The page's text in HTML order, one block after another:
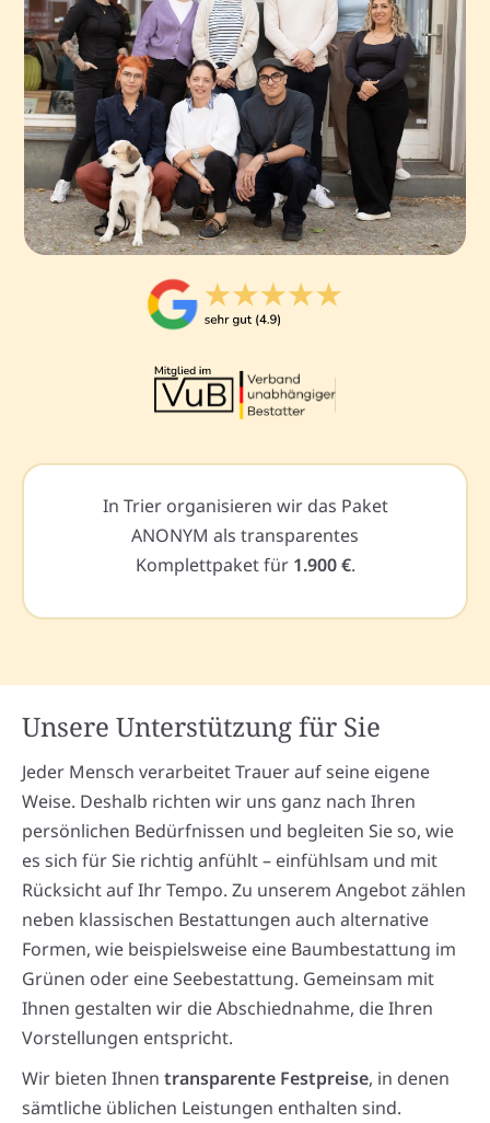
In Trier organisieren wir das Paket
ANONYM als transparentes
Komplettpaket für 1.900 €.
Unsere Unterstützung für Sie
Jeder Mensch verarbeitet Trauer auf seine eigene
Weise. Deshalb richten wir uns ganz nach Ihren
persönlichen Bedürfnissen und begleiten Sie so, wie
es sich für Sie richtig anfühlt – einfühlsam und mit
Rücksicht auf Ihr Tempo. Zu unserem Angebot zählen
neben klassischen Bestattungen auch alternative
Formen, wie beispielsweise eine Baumbestattung im
Grünen oder eine Seebestattung. Gemeinsam mit
Ihnen gestalten wir die Abschiednahme, die Ihren
Vorstellungen entspricht.
Wir bieten Ihnen transparente Festpreise, in denen
sämtliche üblichen Leistungen enthalten sind.